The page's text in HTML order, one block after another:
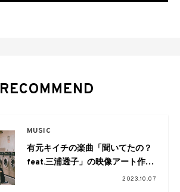
RECOMMEND
MUSIC
有元キイチの楽曲「聞いてたの？
feat.三浦透子」の映像アート作品
2023.10.07